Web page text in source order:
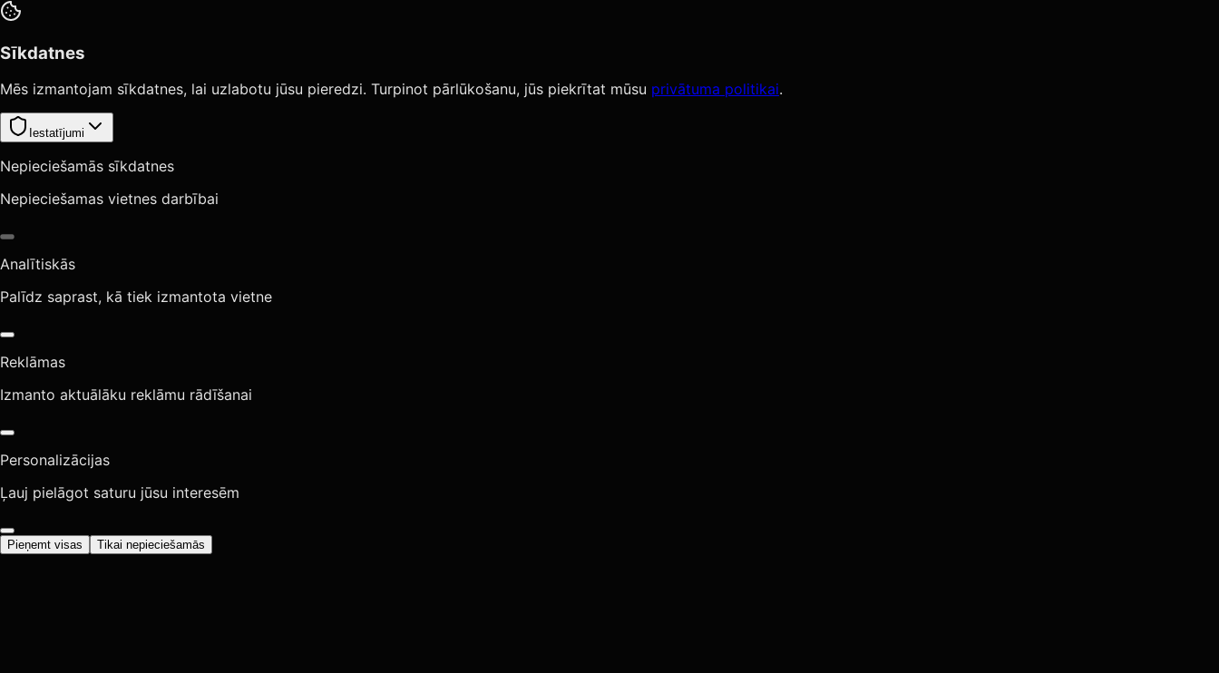
Sīkdatnes
Mēs izmantojam sīkdatnes, lai uzlabotu jūsu pieredzi. Turpinot pārlūkošanu, jūs piekrītat mūsu privātuma politikai.
Iestatījumi
Nepieciešamās sīkdatnes
Nepieciešamas vietnes darbībai
Analītiskās
Palīdz saprast, kā tiek izmantota vietne
Reklāmas
Izmanto aktuālāku reklāmu rādīšanai
Personalizācijas
Ļauj pielāgot saturu jūsu interesēm
Pieņemt visas Tikai nepieciešamās